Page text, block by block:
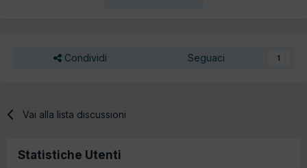
Condividi Seguaci 1
Vai alla lista discussioni
Statistiche Utenti